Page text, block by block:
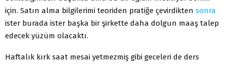
için. Satın alma bilgilerimi teoriden pratiğe çevirdikten sonra
ister burada ister başka bir şirkette daha dolgun maaş talep
edecek yüzüm olacaktı.
Haftalık kırk saat mesai yetmezmiş gibi geceleri de ders